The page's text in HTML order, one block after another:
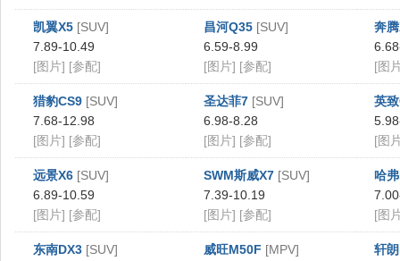
凯翼X5 [SUV]
7.89-10.49
[图片] [参配]
昌河Q35 [SUV]
6.59-8.99
[图片] [参配]
奔
[图
猎豹CS9 [SUV]
7.68-12.98
[图片] [参配]
圣达菲7 [SUV]
6.98-8.28
[图片] [参配]
英
[图
远景X6 [SUV]
6.89-10.59
[图片] [参配]
SWM斯威X7 [SUV]
7.39-10.19
[图片] [参配]
哈
[图
东南DX3 [SUV]
威旺M50F [MPV]
轩朗